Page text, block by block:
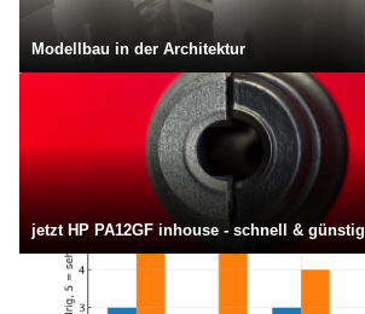
Modellbau in der Architektur
jetzt HP PA12GF inhouse - schnell & günstig